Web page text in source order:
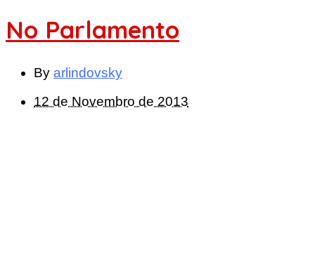
No Parlamento
By arlindovsky
12 de Novembro de 2013